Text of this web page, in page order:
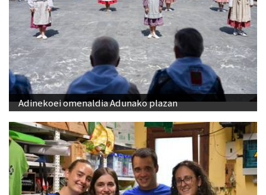
Adinekoei omenaldia Adunako plazan